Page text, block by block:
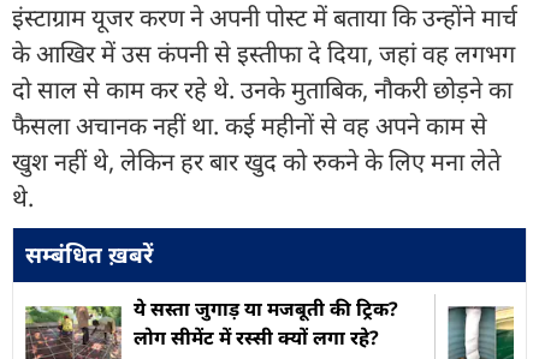
इंस्टाग्राम यूजर करण ने अपनी पोस्ट में बताया कि उन्होंने मार्च
के आखिर में उस कंपनी से इस्तीफा दे दिया, जहां वह लगभग
दो साल से काम कर रहे थे. उनके मुताबिक, नौकरी छोड़ने का
फैसला अचानक नहीं था. कई महीनों से वह अपने काम से
खुश नहीं थे, लेकिन हर बार खुद को रुकने के लिए मना लेते
थे.
सम्बंधित ख़बरें
ये सस्ता जुगाड़ या मजबूती की ट्रिक?
लोग सीमेंट में रस्सी क्यों लगा रहे?